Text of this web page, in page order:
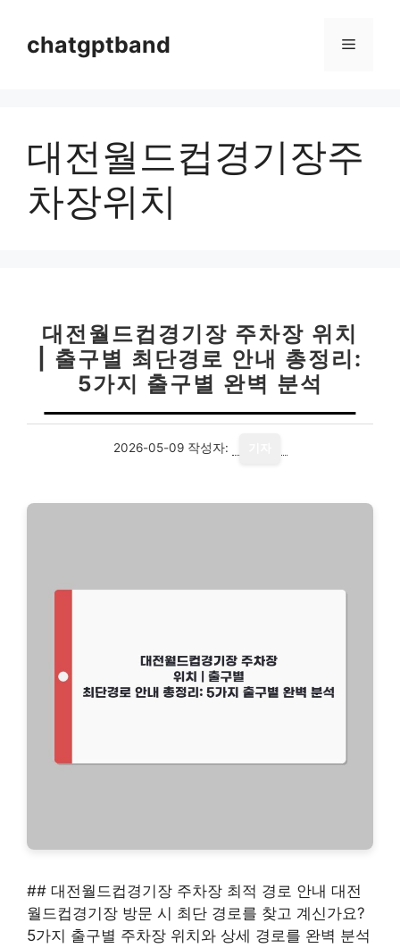
chatgptband 메
대전월드컵경기장주
차장위치
대전월드컵경기장 주차장 위치
| 출구별 최단경로 안내 총정리:
5가지 출구별 완벽 분석
2026-05-09 작성자:
## 대전월드컵경기장 주차장 최적 경로 안내 대전
월드컵경기장 방문 시 최단 경로를 찾고 계신가요?
5가지 출구별 주차장 위치와 상세 경로를 완벽 분석